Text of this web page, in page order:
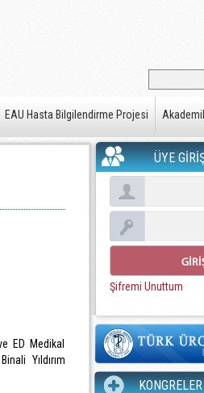
EAU Hasta Bilgilendirme Projesi
ED Medikal
Yıldırım
ÜYE
Şifremi Unuttum
KONGRELER